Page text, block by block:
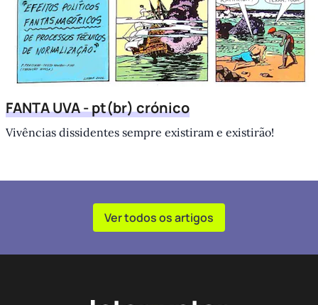
FANTA UVA - pt(br) crónico
Vivências dissidentes sempre existiram e existirão!
Ver todos os artigos